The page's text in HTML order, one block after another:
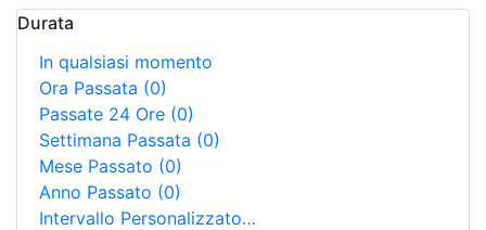
Durata
In qualsiasi momento
Ora Passata (0)
Passate 24 Ore (0)
Settimana Passata (0)
Mese Passato (0)
Anno Passato (0)
Intervallo Personalizzato…